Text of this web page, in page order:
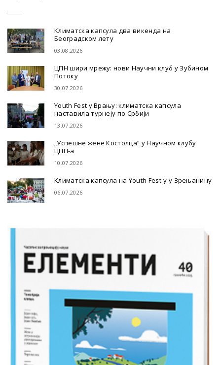
Климатска капсула два викенда на
Београдском лету
03.08.2026
ЦПН шири мрежу: нови Научни клуб у Зубином
Потоку
30.07.2026
Youth Fest у Врању: климатска капсула
наставила турнеју по Србији
13.07.2026
„Успешне жене Костолца“ у Научном клубу
ЦПН-а
10.07.2026
Климатска капсула на Youth Fest-у у Зрењанину
06.07.2026